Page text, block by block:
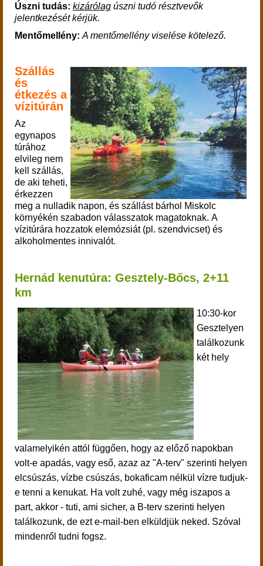
Úszni tudás: kizárólag úszni tudó résztvevők
jelentkezését kérjük.
Mentőmellény: A mentőmellény viselése kötelező.
Szállás
és
étkezés a
vízitúrán
Az
egynapos
túrához
elvileg nem
kell szállás,
de aki teheti,
érkezzen
meg a nulladik napon, és szállást bárhol Miskolc
környékén szabadon válasszatok magatoknak. A
vízitúrára hozzatok elemózsiát (pl. szendvicset) és
alkoholmentes innivalót.
Hernád kenutúra: Gesztely-Bőcs, 2+11
km
10:30-kor
Gesztelyen
találkozunk
két hely
valamelyikén attól függően, hogy az előző napokban
volt-e apadás, vagy eső, azaz az "A-terv" szerinti helyen
elcsúszás, vízbe csúszás, bokaficam nélkül vízre tudjuk-
e tenni a kenukat. Ha volt zuhé, vagy még iszapos a
part, akkor - tuti, ami sicher, a B-terv szerinti helyen
találkozunk, de ezt e-mail-ben elküldjük neked. Szóval
mindenről tudni fogsz.